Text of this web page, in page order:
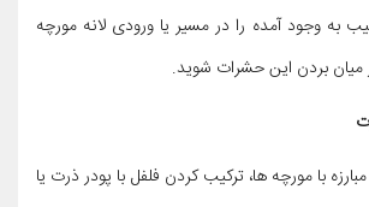
به وجود آمده را در مسیر یا ورودی لانه مورچه
میان بردن این حشرات شوید.
با مورچه ها، ترکیب کردن فلفل با پودر ذرت یا